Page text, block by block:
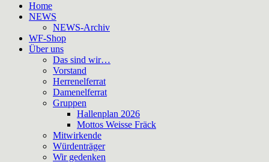
Home
NEWS
NEWS-Archiv
WF-Shop
Über uns
Das sind wir…
Vorstand
Herrenelferrat
Damenelferrat
Gruppen
Hallenplan 2026
Mottos Weisse Fräck
Mitwirkende
Würdenträger
Wir gedenken